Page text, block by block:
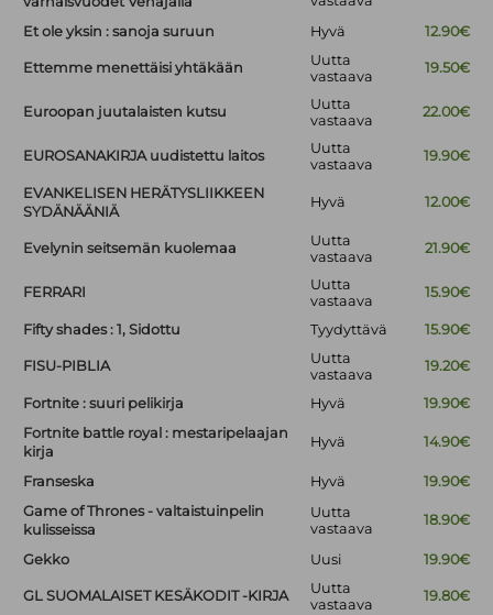
Et ole yksin : sanoja suruun Hyvä 12.90€
Ettemme menettäisi yhtäkään
Uutta
vastaava
19.50€
Euroopan juutalaisten kutsu
Uutta
vastaava
22.00€
EUROSANAKIRJA uudistettu laitos
Uutta
vastaava
19.90€
EVANKELISEN HERÄTYSLIIKKEEN
SYDÄNÄÄNIÄ
Hyvä 12.00€
Evelynin seitsemän kuolemaa
Uutta
vastaava
21.90€
FERRARI
Uutta
vastaava
15.90€
Fifty shades : 1, Sidottu Tyydyttävä 15.90€
FISU-PIBLIA
Uutta
vastaava
19.20€
Fortnite : suuri pelikirja Hyvä
19.90€
Fortnite battle royal : mestaripelaajan
kirja
Hyvä 14.90€
Franseska Hyvä
19.90€
Game of Thrones - valtaistuinpelin
kulisseissa
Uutta
vastaava
18.90€
Gekko Uusi 19.90€
GL SUOMALAISET KESÄKODIT -KIRJA
Uutta
vastaava
19.80€